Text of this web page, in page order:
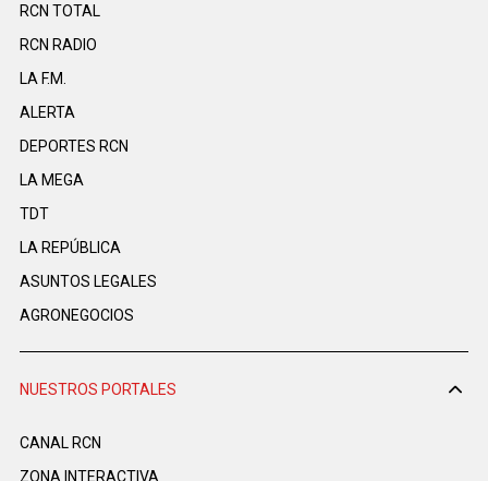
RCN TOTAL
RCN RADIO
LA F.M.
ALERTA
DEPORTES RCN
LA MEGA
TDT
LA REPÚBLICA
ASUNTOS LEGALES
AGRONEGOCIOS
NUESTROS PORTALES
CANAL RCN
ZONA INTERACTIVA